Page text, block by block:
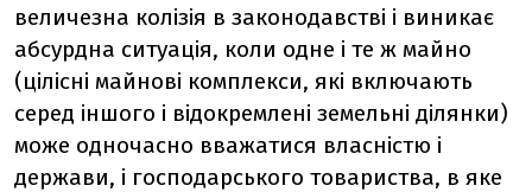
величезна колізія в законодавстві і виникає
абсурдна ситуація, коли одне і те ж майно
(цілісні майнові комплекси, які включають
серед іншого і відокремлені земельні ділянки)
може одночасно вважатися власністю і
держави, і господарського товариства, в яке